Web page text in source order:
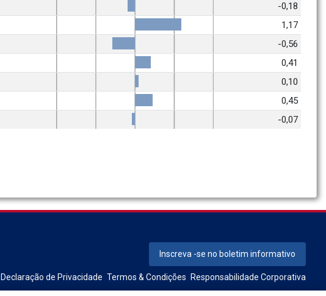
-0,18
1,17
-0,56
0,41
0,10
0,45
-0,07
Inscreva -se no boletim informativo
Declaração de Privacidade Termos & Condições Responsabilidade Corporativa